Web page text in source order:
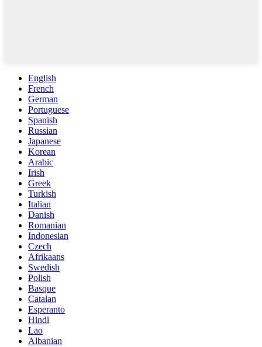
English
French
German
Portuguese
Spanish
Russian
Japanese
Korean
Arabic
Irish
Greek
Turkish
Italian
Danish
Romanian
Indonesian
Czech
Afrikaans
Swedish
Polish
Basque
Catalan
Esperanto
Hindi
Lao
Albanian